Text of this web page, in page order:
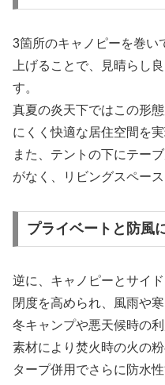
3箇所のキャノピーを巻い
上げることで、見晴らし
す。
真夏の炎天下ではこの形
にくく快適な居住空間を実
また、テントの下にテー
がなく、リビングスペー
プライベートと防風
逆に、キャノピーとサイ
閉度を高められ、風雨や
冬キャンプや悪天候時の
素材により焚火時の火の
タープ併用でさらに防水